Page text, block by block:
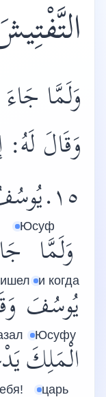
وَلَمَّا
وَقَالَ
١٥.يُوسُفُ
Юсуф
وَلَمَّا
и когда
يُوسُفَ
Юсуфу
الْمَلِكَ
царь